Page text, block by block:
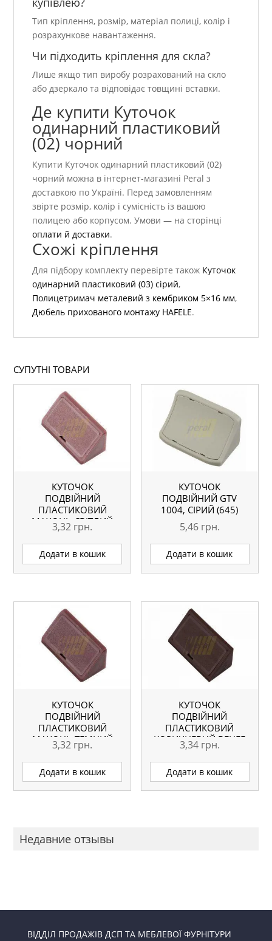
Тип кріплення, розмір, матеріал полиці, колір і
розрахункове навантаження.
Чи підходить кріплення для скла?
Лише якщо тип виробу розрахований на скло
або дзеркало та відповідає товщині вставки.
Де купити Куточок
одинарний пластиковий
(02) чорний
Купити Куточок одинарний пластиковий (02)
чорний можна в інтернет-магазині Peral з
доставкою по Україні. Перед замовленням
звірте розмір, колір і сумісність із вашою
полицею або корпусом. Умови — на сторінці
оплати й доставки.
Схожі кріплення
Для підбору комплекту перевірте також Куточок
одинарний пластиковий (03) сірий,
Полицетримач металевий з кембриком 5×16 мм,
Дюбель прихованого монтажу HAFELE.
СУПУТНІ ТОВАРИ
КУТОЧОК
ПОДВІЙНИЙ
ПЛАСТИКОВИЙ
МАХОНЬ СВІТЛИЙ
3,32 грн.
Додати в кошик
КУТОЧОК
ПОДВІЙНИЙ GTV
1004, СІРИЙ (645)
5,46 грн.
Додати в кошик
КУТОЧОК
ПОДВІЙНИЙ
ПЛАСТИКОВИЙ
МАХОНЬ ТЕМНИЙ
3,32 грн.
Додати в кошик
КУТОЧОК
ПОДВІЙНИЙ
ПЛАСТИКОВИЙ
КОРИЧНЕВИЙ ВЕНГЕ
3,34 грн.
Додати в кошик
Недавние отзывы
ВІДДІЛ ПРОДАЖІВ ДСП ТА МЕБЛЕВОЇ ФУРНІТУРИ